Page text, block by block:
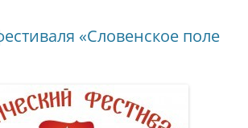
«Словенское поле